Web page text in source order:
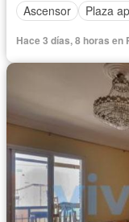
Ascensor
Plaza
Hace 3 días, 8 horas en